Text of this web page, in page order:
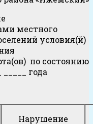
местного
условия(й)
по состоянию
_____ года
Нарушение